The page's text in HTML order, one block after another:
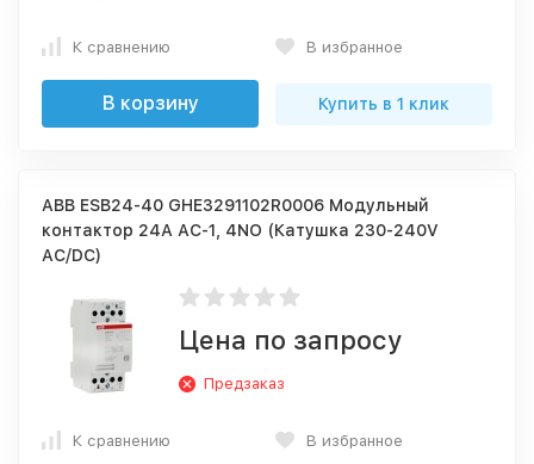
К сравнению В избранное
В корзину Купить в 1 клик
ABB ESB24-40 GHE3291102R0006 Модульный
контактор 24А АС-1, 4NO (Катушка 230-240V
AC/DC)
Цена по запросу
Предзаказ
К сравнению В избранное